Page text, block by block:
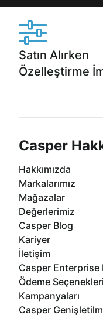
Satın Alırken
Özelleştirme
Casper
Hakkımızda
Markalarımız
Mağazalar
Değerlerimiz
Casper Blog
Kariyer
İletişim
Casper Enterprise
Ödeme
Kampanyaları
Casper